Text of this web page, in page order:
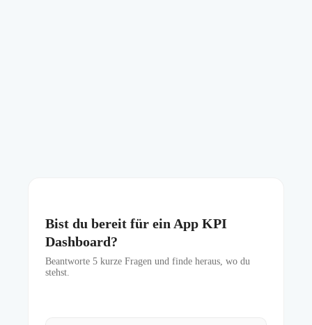
Bist du bereit für ein App KPI
Dashboard?
Beantworte 5 kurze Fragen und finde heraus, wo du
stehst.